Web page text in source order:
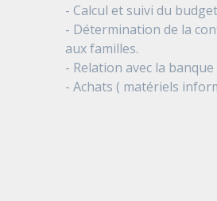
- Calcul et suivi du
- Détermination de la
aux familles.
- Relation avec la
- Achats ( matériels